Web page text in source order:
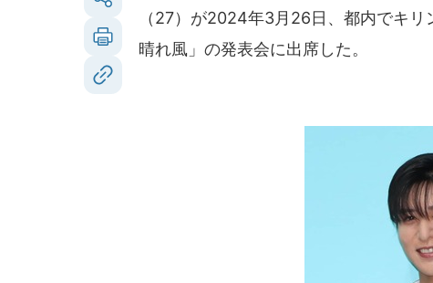
（27）が2024年3月26日、都内でキ
晴れ風」の発表会に出席した。